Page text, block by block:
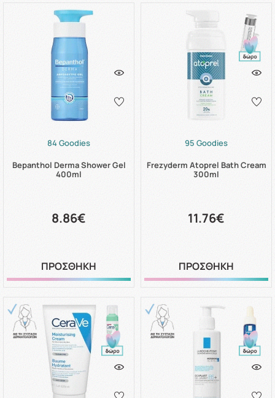
84 Goodies
Bepanthol Derma Shower Gel
400ml
8.86€
ΠΡΟΣΘΗΚΗ
95 Goodies
Frezyderm Atoprel Bath Cream
300ml
11.76€
ΠΡΟΣΘΗΚΗ